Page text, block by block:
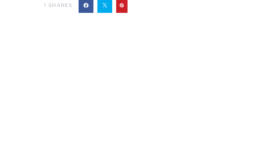
1 SHARES